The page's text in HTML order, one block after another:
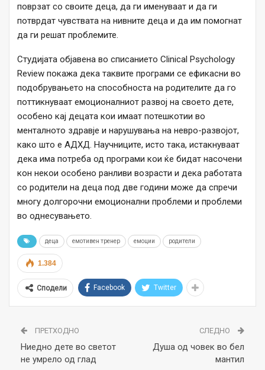
поврзат со своите деца, да ги именуваат и да ги
потврдат чувствата на нивните деца и да им помогнат
да ги решат проблемите.
Студијата објавена во списанието Clinical Psychology
Review покажа дека таквите програми се ефикасни во
подобрувањето на способноста на родителите да го
поттикнуваат емоционалниот развој на своето дете,
особено кај децата кои имаат потешкотии во
менталното здравје и нарушувања на невро-развојот,
како што е АДХД. Научниците, исто така, истакнуваат
дека има потреба од програми кои ќе бидат насочени
кон некои особено ранливи возрасти и дека работата
со родители на деца под две години може да спречи
многу долгорочни емоционални проблеми и проблеми
во однесувањето.
деца емотивен тренер емоции родители
1.384
Сподели Facebook Twitter
ПРЕТХОДНО
Ниедно дете во светот
не умрело од глад
СЛЕДНО
Душа од човек во бел
мантил